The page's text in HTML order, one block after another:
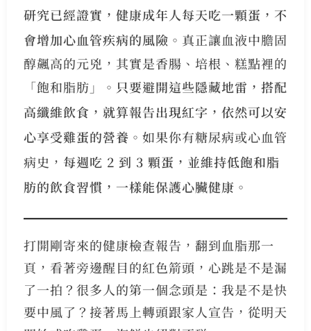
研究已經證實，健康成年人每天吃一顆蛋，不
會增加心血管疾病的風險 。真正讓血液中膽固
醇飆高的元兇，其實是香腸、培根、糕點裡的
「飽和脂肪」。 只要避開這些隱藏地雷，搭配
高纖維飲食，就算報告出現紅字，依然可以安
心享受雞蛋的營養 。如果你有糖尿病或心血管
病史， 每週吃 2 到 3 顆蛋，並維持低飽和脂
肪的飲食習慣，一樣能保護心臟健康 。
打開剛寄來的健康檢查報告，翻到血脂那一
頁，看著旁邊醒目的紅色箭頭，心跳是不是漏
了一拍？很多人的第一個念頭是：我是不是快
要中風了？接著馬上轉頭跟家人宣告，從明天